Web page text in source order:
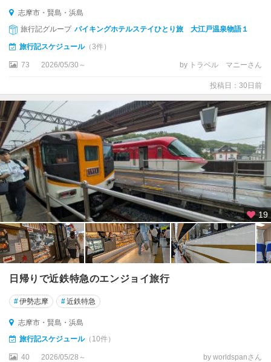
鷲
志摩市・賢島・浜島
旅行記グループ バイキングホテルステイひとり旅 大江戸温泉物語１
旅行記スケジュール（3件）
73 2026/05/30～ by トラベル マニーさん
投稿日：30日前
19
日帰りで近鉄特急のエンジョイ旅行
#伊勢志摩 #近鉄特急
志摩市・賢島・浜島
旅行記スケジュール（10件）
40 2026/05/28～ by worldspanさん